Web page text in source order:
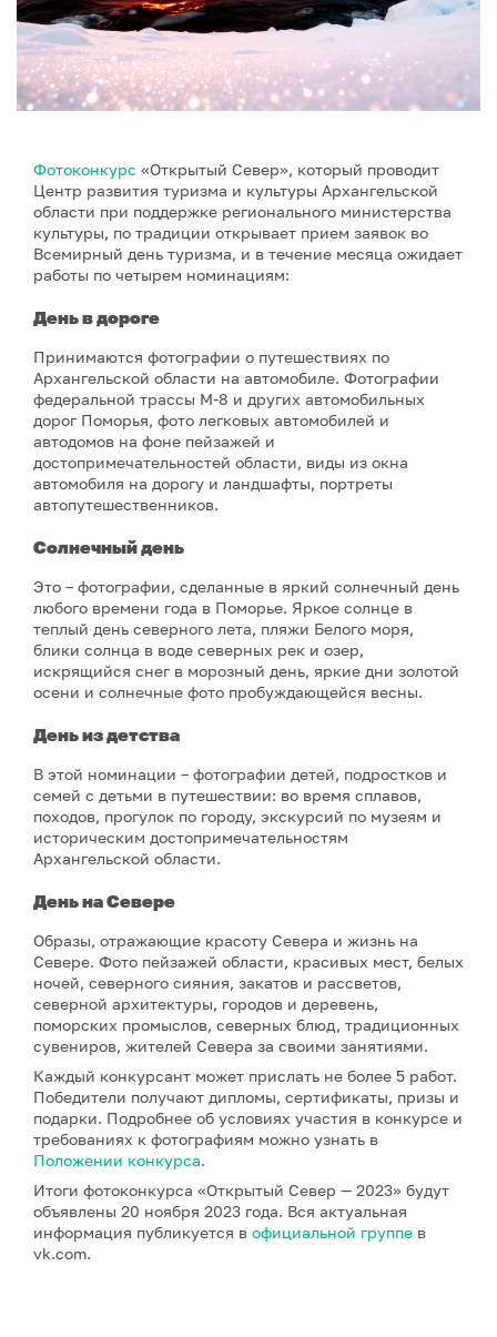
Фотоконкурс «Открытый Север», который проводит
Центр развития туризма и культуры Архангельской
области при поддержке регионального министерства
культуры, по традиции открывает прием заявок во
Всемирный день туризма, и в течение месяца ожидает
работы по четырем номинациям:
День в дороге
Принимаются фотографии о путешествиях по
Архангельской области на автомобиле. Фотографии
федеральной трассы М-8 и других автомобильных
дорог Поморья, фото легковых автомобилей и
автодомов на фоне пейзажей и
достопримечательностей области, виды из окна
автомобиля на дорогу и ландшафты, портреты
автопутешественников.
Солнечный день
Это – фотографии, сделанные в яркий солнечный день
любого времени года в Поморье. Яркое солнце в
теплый день северного лета, пляжи Белого моря,
блики солнца в воде северных рек и озер,
искрящийся снег в морозный день, яркие дни золотой
осени и солнечные фото пробуждающейся весны.
День из детства
В этой номинации – фотографии детей, подростков и
семей с детьми в путешествии: во время сплавов,
походов, прогулок по городу, экскурсий по музеям и
историческим достопримечательностям
Архангельской области.
День на Севере
Образы, отражающие красоту Севера и жизнь на
Севере. Фото пейзажей области, красивых мест, белых
ночей, северного сияния, закатов и рассветов,
северной архитектуры, городов и деревень,
поморских промыслов, северных блюд, традиционных
сувениров, жителей Севера за своими занятиями.
Каждый конкурсант может прислать не более 5 работ.
Победители получают дипломы, сертификаты, призы и
подарки. Подробнее об условиях участия в конкурсе и
требованиях к фотографиям можно узнать в
Положении конкурса.
Итоги фотоконкурса «Открытый Север — 2023» будут
объявлены 20 ноября 2023 года. Вся актуальная
информация публикуется в официальной группе в
vk.com.